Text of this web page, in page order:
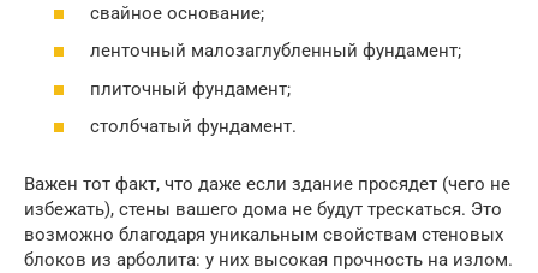
свайное основание;
ленточный малозаглубленный фундамент;
плиточный фундамент;
столбчатый фундамент.
Важен тот факт, что даже если здание просядет (чего не
избежать), стены вашего дома не будут трескаться. Это
возможно благодаря уникальным свойствам стеновых
блоков из арболита: у них высокая прочность на излом.